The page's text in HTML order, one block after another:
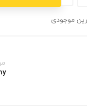
موجودی